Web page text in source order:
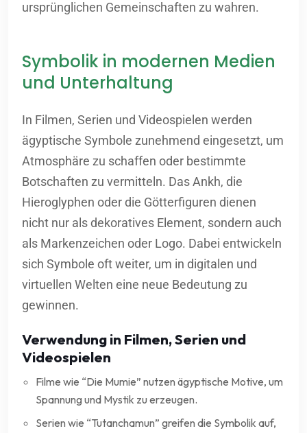
ursprünglichen Gemeinschaften zu wahren.
Symbolik in modernen Medien
und Unterhaltung
In Filmen, Serien und Videospielen werden
ägyptische Symbole zunehmend eingesetzt, um
Atmosphäre zu schaffen oder bestimmte
Botschaften zu vermitteln. Das Ankh, die
Hieroglyphen oder die Götterfiguren dienen
nicht nur als dekoratives Element, sondern auch
als Markenzeichen oder Logo. Dabei entwickeln
sich Symbole oft weiter, um in digitalen und
virtuellen Welten eine neue Bedeutung zu
gewinnen.
Verwendung in Filmen, Serien und
Videospielen
Filme wie “Die Mumie” nutzen ägyptische Motive, um
Spannung und Mystik zu erzeugen.
Serien wie “Tutanchamun” greifen die Symbolik auf,